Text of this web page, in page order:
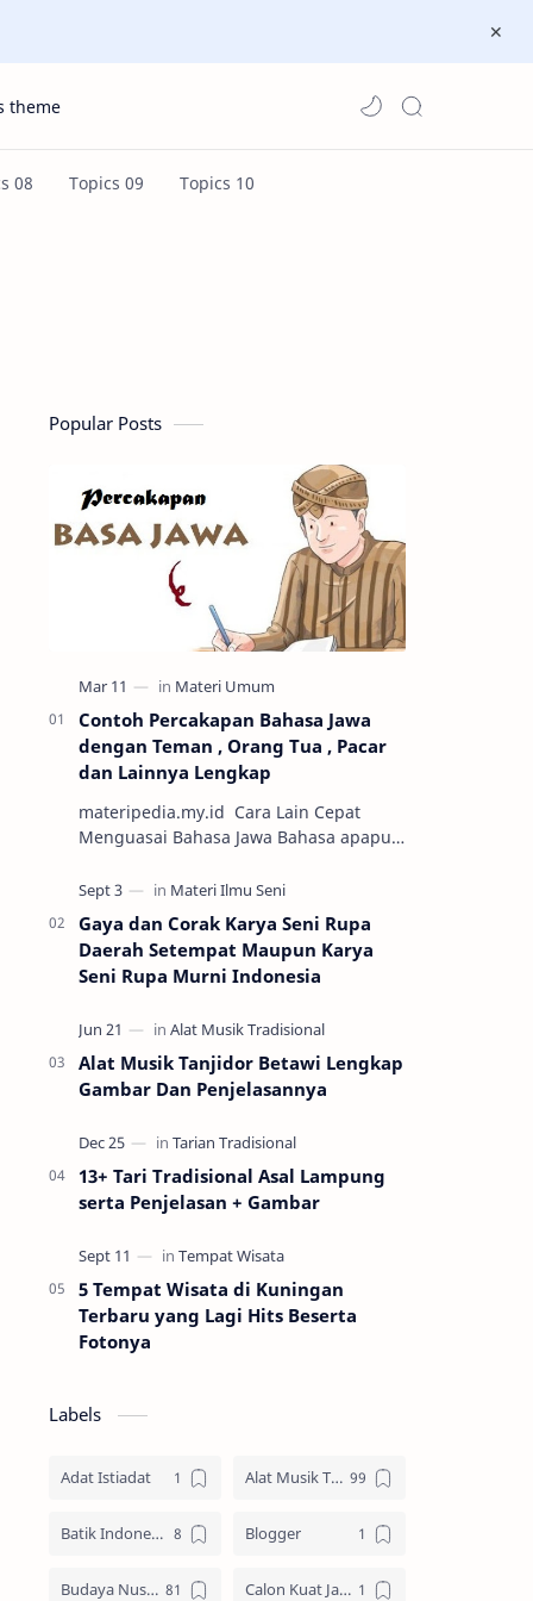
theme
Popular Posts
Contoh Percakapan Bahasa Jawa
dengan Teman , Orang Tua , Pacar
dan Lainnya Lengkap
materipedia.my.id Cara Lain Cepat
Menguasai Bahasa Jawa Bahasa apapun
percakapan maka semakin mudah untuk
dikuasai. Sa…
Gaya dan Corak Karya Seni Rupa
Daerah Setempat Maupun Karya
Seni Rupa Murni Indonesia
Alat Musik Tanjidor Betawi Lengkap
Gambar Dan Penjelasannya
13+ Tari Tradisional Asal Lampung
serta Penjelasan + Gambar
5 Tempat Wisata di Kuningan
Terbaru yang Lagi Hits Beserta
Fotonya
Labels
Adat Istiadat Alat Musik Tradisional
Batik Indonesia Blogger
Budaya Nusantara Calon Kuat Jadi Panglima TNI